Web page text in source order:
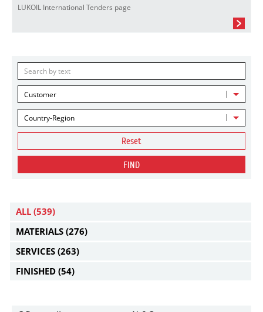
LUKOIL International Tenders page
Customer
Country-Region
Reset
FIND
ALL (539)
MATERIALS (276)
SERVICES (263)
FINISHED (54)